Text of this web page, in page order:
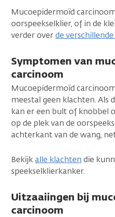
Mucoepidermoïd
oorspeekselklier, of in de
verder overde
Symptomen van
carcinoom
Mucoepidermoïd
meestal geen klachten.
kan er een bult of knobbel
op de plek van de
achterkant van de wang,
Bekijkalle klachten die
speekselklierkanker.
Uitzaaiingen bij
carcinoom